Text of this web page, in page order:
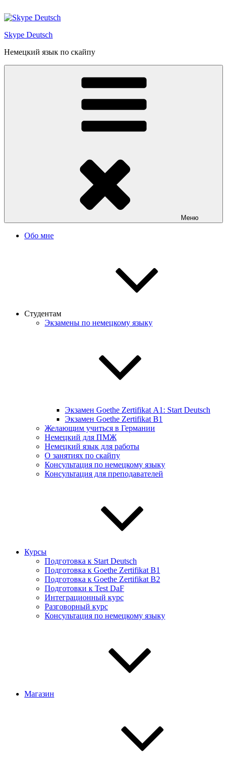
к
Skype Deutsch
Немецкий язык по скайпу
Меню
Обо мне
Студентам
Экзамены по немецкому языку
Экзамен Goethe Zertifikat А1: Start Deutsch
Экзамен Goethe Zertifikat B1
Желающим учиться в Германии
Немецкий для ПМЖ
Немецкий язык для работы
О занятиях по скайпу
Консультация по немецкому языку
Консультация для преподавателей
Курсы
Подготовка к Start Deutsch
Подготовка к Goethe Zertifikat B1
Подготовка к Goethe Zertifikat B2
Подготовки к Test DaF
Интеграционный курс
Разговорный курс
Консультация по немецкому языку
Магазин